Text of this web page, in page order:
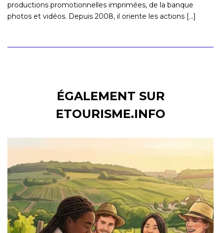
productions promotionnelles imprimées, de la banque
photos et vidéos. Depuis 2008, il oriente les actions [...]
ÉGALEMENT SUR
ETOURISME.INFO